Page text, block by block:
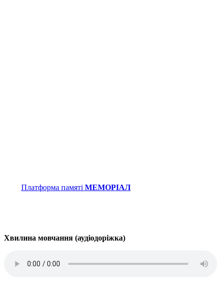
Платформа памяті МЕМОРІАЛ
Хвилина мовчання (аудіодоріжка)